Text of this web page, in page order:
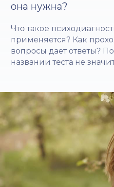
она нужна?
Что такое
применяется? Как
вопросы дает ответы?
названии теста не